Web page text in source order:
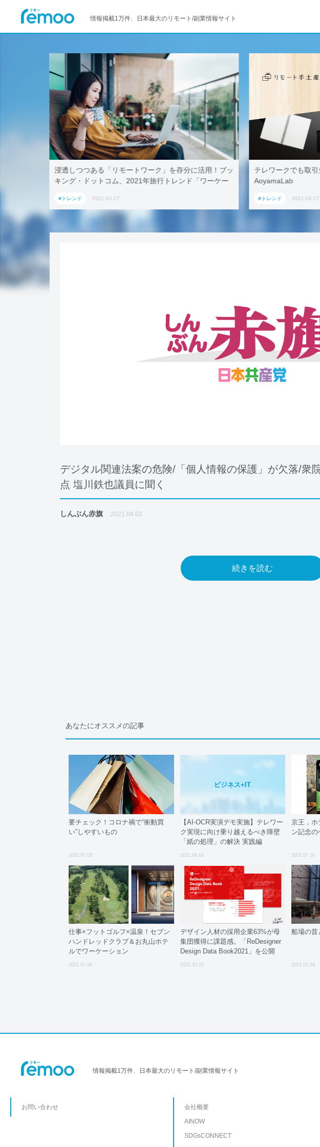
情報掲載1万件、日本最大のリモート/副業情報サイト
ワーク」を存分に活用！ブッ
年旅行トレンド「ワーケー
宿泊施設5選
テレワークでも取引先に贈れる「リモート手土産」、
AoyamaLab
デジタル関連法案の危険/「個人情報の保護」が欠落/衆
点 塩川鉄也議員に聞く
しんぶん赤旗 2021.04.02
続きを読む
あなたにオススメの記事
要チェック！コロナ禍で“衝動買
い”しやすいもの
2021.07.03
ビジネス+IT
【AI-OCR実演デモ実施】テレワー
ク実現に向け乗り越えるべき障壁
「紙の処理」の解決 実践編
2021.06.03
京王，ホ
ン記念
2021.07.16
仕事×フットゴルフ×温泉！セブン
ハンドレッドクラブ＆お丸山ホテ
ルでワーケーション
2021.07.06
デザイン人材の採用企業63%が母
集団獲得に課題感。「ReDesigner
Design Data Book2021」を公開
2021.10.21
船場の昔
2021.03.24
情報掲載1万件、日本最大のリモート/副業情報サイト
お問い合わせ
会社概要
AINOW
SDGsCONNECT